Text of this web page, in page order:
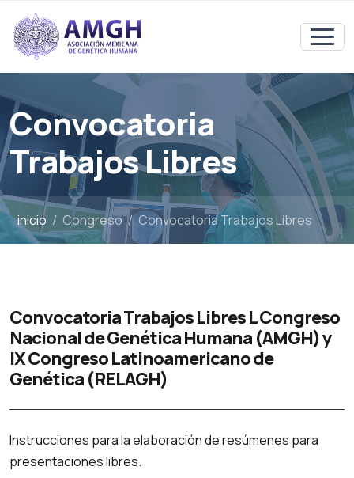
Convocatoria
Trabajos Libres
inicio Congreso Convocatoria Trabajos Libres
Convocatoria Trabajos Libres L Congreso
Nacional de Genética Humana (AMGH) y
IX Congreso Latinoamericano de
Genética (RELAGH)
Instrucciones para la elaboración de resúmenes para
presentaciones libres.